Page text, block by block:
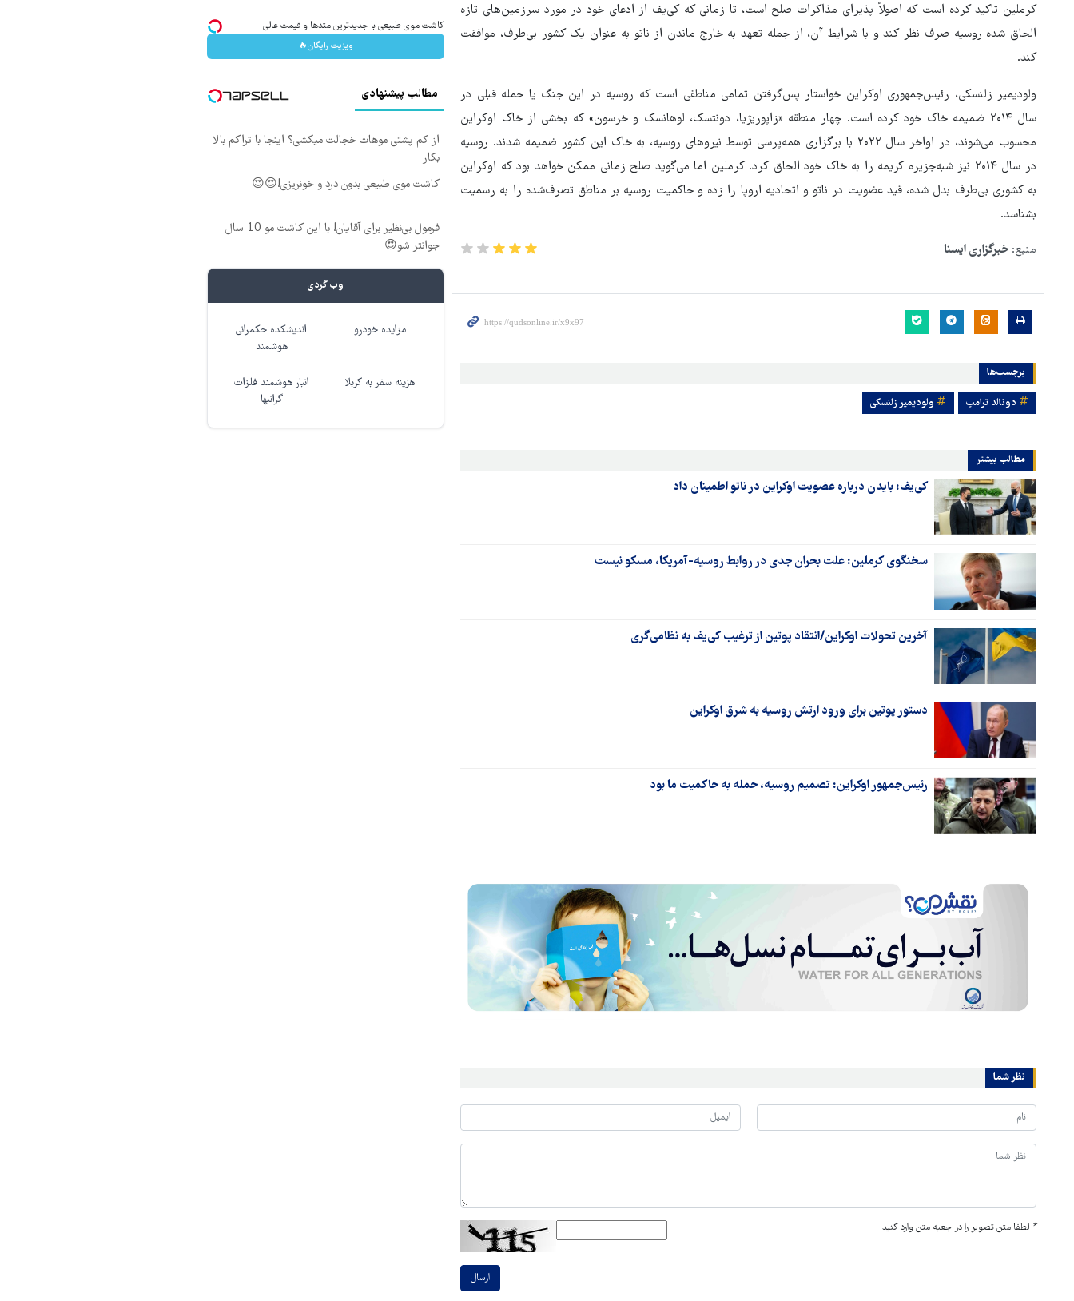
کرملین تاکید کرده است که اصولاً پذیرای مذاکرات صلح است، تا زمانی که کی‌یف از ادعای خود در مورد سرزمین‌های تازه
الحاق شده روسیه صرف نظر کند و با شرایط آن، از جمله تعهد به خارج ماندن از ناتو به عنوان یک کشور بی‌طرف، موافقت
کند.
ولودیمیر زلنسکی، رئیس‌جمهوری اوکراین خواستار پس‌گرفتن تمامی مناطقی است که روسیه در این جنگ یا حمله قبلی در
سال ۲۰۱۴ ضمیمه خاک خود کرده است. چهار منطقه «زاپوریژیا، دونتسک، لوهانسک و خرسون» که بخشی از خاک اوکراین
محسوب می‌شوند، در اواخر سال ۲۰۲۲ با برگزاری همه‌پرسی توسط نیروهای روسیه، به خاک این کشور ضمیمه شدند. روسیه
در سال ۲۰۱۴ نیز شبه‌جزیره کریمه را به خاک خود الحاق کرد. کرملین اما می‌گوید صلح زمانی ممکن خواهد بود که اوکراین
به کشوری بی‌طرف بدل شده، قید عضویت در ناتو و اتحادیه اروپا را زده و حاکمیت روسیه بر مناطق تصرف‌شده را به رسمیت
بشناسد.
منبع: خبرگزاری ایسنا
برچسب‌ها
دونالد ترامپ ولودیمیر زلنسکی
مطالب بیشتر
کی‌یف: بایدن درباره عضویت اوکراین در ناتو اطمینان داد
سخنگوی کرملین: علت بحران جدی در روابط روسیه-آمریکا، مسکو نیست
آخرین تحولات اوکراین/انتقاد پوتین از ترغیب کی‌یف به نظامی‌گری
دستور پوتین برای ورود ارتش روسیه به شرق اوکراین
رئیس‌جمهور اوکراین: تصمیم روسیه، حمله به حاکمیت ما بود
نظر شما
* لطفا متن تصویر را در جعبه متن وارد کنید
ارسال
کاشت موی طبیعی با جدیدترین متدها و قیمت عالی
ویزیت رایگان🔥
مطالب پیشنهادی
از کم پشتی موهات خجالت میکشی؟ اینجا با تراکم بالا
بکار
کاشت موی طبیعی بدون درد و خونریزی!😍😍
فرمول بی‌نظیر برای آقایان! با این کاشت مو 10 سال
جوانتر شو😍
وب گردی
مزایده خودرو
اندیشکده حکمرانی
هوشمند
هزینه سفر به کربلا
انبار هوشمند فلزات
گرانبها